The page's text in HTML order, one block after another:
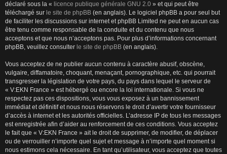
déclaré sous la « licence publique générale GNU 2.0 » et qui peut être
téléchargé sur le site de phpBB (en anglais). Le logiciel phpBB a pour seul but
de faciliter les discussions sur internet et phpBB Limited ne peut en aucun cas
être tenu comme responsable de la conduite et du contenu que nous
acceptons et que nous n’acceptons pas. Pour plus d’informations concernant
phpBB, veuillez consulter le site de phpBB (en anglais).
Vous acceptez de ne publier aucun contenu à caractère abusif, obscène,
vulgaire, diffamatoire, choquant, menaçant, pornographique, etc. qui pourrait
transgresser la législation de votre pays, du pays dans lequel le serveur de
« V:EKN France » est hébergé ou encore la loi internationale. Si vous ne
respectez pas ces dispositions, vous vous exposez à un bannissement
immédiat et définitif et nous nous réservons le droit d’avertir votre fournisseur
d’accès à internet et les autorités officielles. L’adresse IP de tous les messages
est enregistrée afin d’aider au renforcement de ces conditions. Vous acceptez
le fait que « V:EKN France » ait le droit de supprimer, de modifier, de déplacer
ou de verrouiller n’importe quel sujet et message à n’importe quel moment si
nous estimons cela nécessaire. En tant qu’utilisateur, vous acceptez que toutes